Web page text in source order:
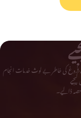
فروغ کی خاطر بے لوث خدمات انجام
ڈالیے۔